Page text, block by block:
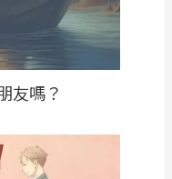
友嗎？